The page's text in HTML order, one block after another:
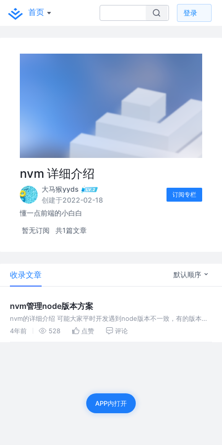
首页 登录
nvm 详细介绍
大马猴yyds
创建于2022-02-18
订阅专栏
懂一点前端的小白白
暂无订阅 共1篇文章
收录文章 默认顺序
nvm管理node版本方案
nvm的详细介绍 可能大家平时开发遇到node版本不一致，有的版本过
高，有的则是过低。导致一系类的问题就是下载的依赖各种报错，很是
4年前 528 点赞 评论
APP内打开